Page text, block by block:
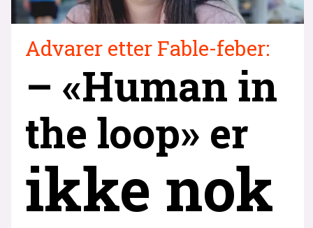
Advarer etter Fable-feber:
– «Human in
the loop» er
ikke nok